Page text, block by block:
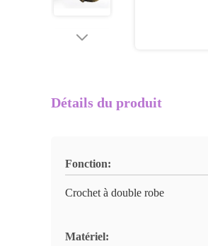
Détails du produit
Fonction:
Crochet à double robe
Matériel: